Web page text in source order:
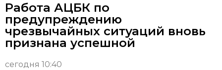
Работа АЦБК по
предупреждению
чрезвычайных ситуаций вновь
признана успешной
сегодня 10:40